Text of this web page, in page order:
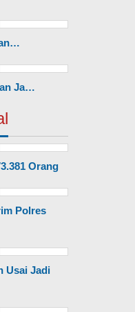
Ja…
Orang
Polres
Usai Jadi